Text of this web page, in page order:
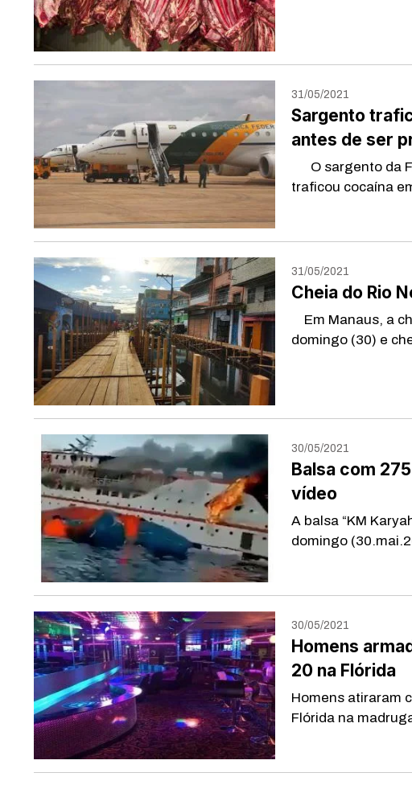
31/05/2021
Sargento
antes de ser
O sargento da
traficou cocaína
31/05/2021
Cheia do Rio
Em Manaus, a
domingo (30) e
30/05/2021
Balsa com
vídeo
A balsa “KM
domingo
30/05/2021
Homens
20 na Flórida
Homens atiraram
Flórida na